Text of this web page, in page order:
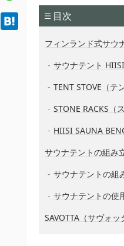
目次
フィンランド式サウ
サウナテント
TENT STOVE（テ
STONE RACKS（
HIISI SAUNA
サウナテントの組み
サウナテントの組
サウナテントの使
SAVOTTA（サヴォ
hat
ena